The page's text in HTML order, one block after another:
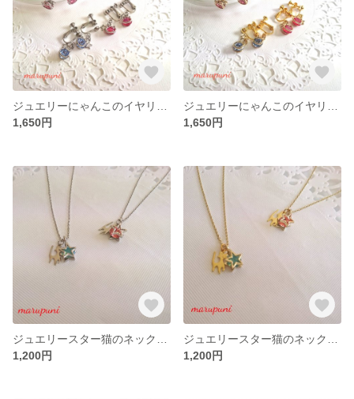
1,650円
1,650円
1,200円
1,200円